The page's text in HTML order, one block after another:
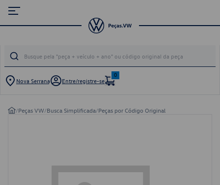
Nova Serrana Entre/registre-se
0
/Peças VW/Busca Simplificada/Peças por Código Original